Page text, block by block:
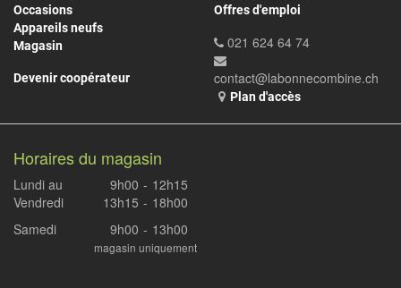
Occasions
Appareils neufs
Magasin
Devenir coopérateur
Offres d'emploi
021 624 64 74
contact@labonnecombine.ch
Plan d'accès
Horaires du magasin
Lundi au
Vendredi
9h00
13h15
-
-
12h15
18h00
Samedi
9h00 - 13h00
magasin uniquement